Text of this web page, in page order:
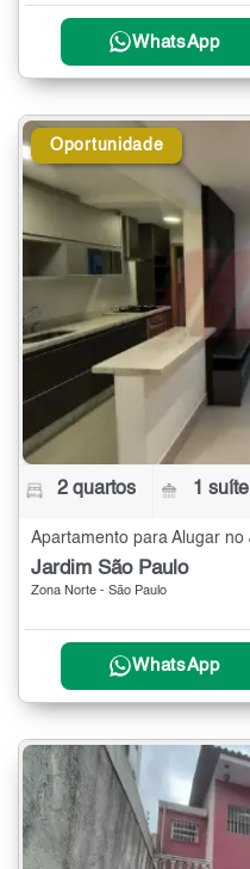
WhatsApp
Oportunidade
2 quartos 1 suíte
Jardim São Paulo
Zona Norte - São Paulo
WhatsApp